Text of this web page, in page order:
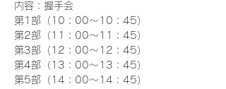
内容：握手会
第1部（10：00～10：45）
第2部（11：00～11：45）
第3部（12：00～12：45）
第4部（13：00～13：45）
第5部（14：00～14：45）